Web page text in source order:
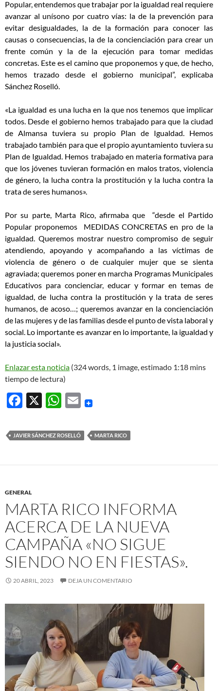
Popular, entendemos que trabajar por la igualdad real requiere
avanzar al unísono por cuatro vías: la de la prevención para
evitar desigualdades, la de la formación para conocer las
causas o consecuencias, la de la concienciación para crear un
frente común y la de la ejecución para tomar medidas
concretas. Este es el camino que proponemos y que, de hecho,
hemos trazado desde el gobierno municipal”, explicaba
Sánchez Roselló.
«La igualdad es una lucha en la que nos tenemos que implicar
todos. Desde el gobierno hemos trabajado para que la ciudad
de Almansa tuviera su propio Plan de Igualdad. Hemos
trabajado también para que el propio ayuntamiento tuviera su
Plan de Igualdad. Hemos trabajado en materia formativa para
que los jóvenes tuvieran formación en malos tratos, violencia
de género, la lucha contra la prostitución y la lucha contra la
trata de seres humanos».
Por su parte, Marta Rico, afirmaba que “desde el Partido
Popular proponemos MEDIDAS CONCRETAS en pro de la
igualdad. Queremos mostrar nuestro compromiso de seguir
atendiendo, apoyando y acompañando a las víctimas de
violencia de género o de cualquier mujer que se sienta
agraviada; queremos poner en marcha Programas Municipales
Educativos para concienciar, educar y formar en temas de
igualdad, de lucha contra la prostitución y la trata de seres
humanos, de acoso…; queremos avanzar en la concienciación
de las mujeres y de las familias desde el punto de vista laboral y
social. Lo importante es avanzar en lo importante, la igualdad y
la justicia social».
Enlazar esta noticia (324 words, 1 image, estimado 1:18 mins
tiempo de lectura)
F
e
b
o
k
X
W
at
s
A
E
ail
JAVIER SÁNCHEZ ROSELLÓ MARTA RICO
GENERAL
MARTA RICO INFORMA
ACERCA DE LA NUEVA
CAMPAÑA «NO SIGUE
SIENDO NO EN FIESTAS».
20 ABRIL, 2023 DEJA UN COMENTARIO